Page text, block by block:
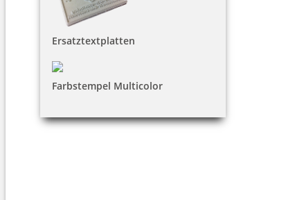
Ersatztextplatten
Farbstempel Multicolor